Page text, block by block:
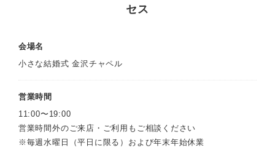
セス
会場名
小さな結婚式 金沢チャペル
営業時間
11:00〜19:00
営業時間外のご来店・ご利用もご相談ください
※毎週水曜日（平日に限る）および年末年始休業